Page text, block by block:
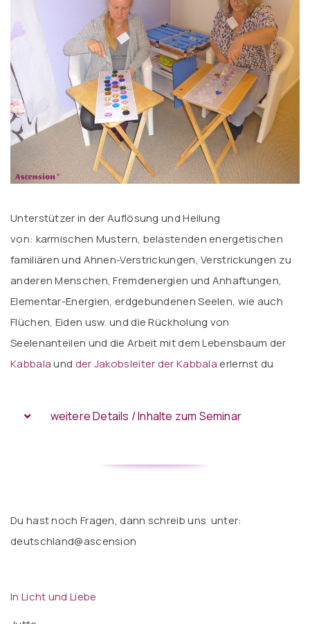
Unterstützer in der Auflösung und Heilung
von: karmischen Mustern, belastenden energetischen
familiären und Ahnen-Verstrickungen, Verstrickungen zu
anderen Menschen, Fremdenergien und Anhaftungen,
Elementar-Energien, erdgebundenen Seelen, wie auch
Flüchen, Eiden usw. und die Rückholung von
Seelenanteilen und die Arbeit mit dem Lebensbaum der
Kabbalaund derJakobsleiter der Kabbala erlernst du
weitere Details / Inhalte zum Seminar
Du hast noch Fragen, dann schreib uns unter:
deutschland@ascension
In Licht und Liebe